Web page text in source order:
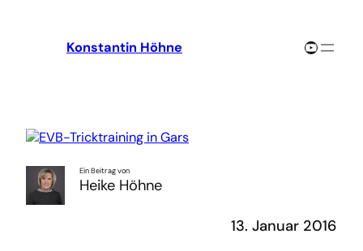
Konstantin Höhne YouTube-Channel
Ein Beitrag von
Heike Höhne
13. Januar 2016